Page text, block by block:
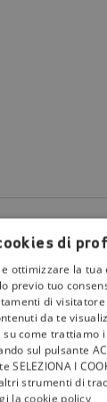
la
I
di
ottimizzare la
previo tuo
di
da te
come trattiamo
sul pulsante
I
strumenti di
la cookie policy